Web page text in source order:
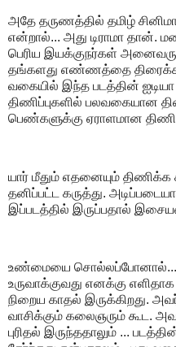
அதே தருணத்தில் தமிழ்
என்றால்... அது டிராமா தான்.‌
பெரிய இயக்குநர்கள்
தங்களது எண்ணத்தை
வகையில் இந்த படத்தின் ஐடியா
திணிப்புகளில் பலவகையான
பெண்களுக்கு ஏராளமான
யார் மீதும் எதனையும்
தனிப்பட்ட கருத்து.‌
இப்படத்தில் இருப்பதால்
உண்மையை சொல்லப்போனால்...
உருவாக்குவது எனக்கு
நிறைய காதல் இருக்கிறது.
வாசிக்கும் கலைஞரும் கூட.
புரிதல் இருந்ததாலும் ...